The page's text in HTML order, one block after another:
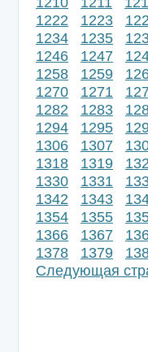
1222
1223
1234
1235
1246
1247
1258
1259
1270
1271
1282
1283
1294
1295
1306
1307
1318
1319
1330
1331
1342
1343
1354
1355
1366
1367
1378
1379
Следующая